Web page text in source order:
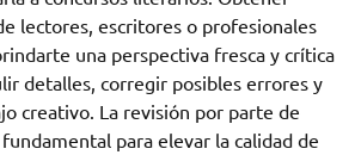
lectores, escritores o profesionales
una perspectiva fresca y crítica
detalles, corregir posibles errores y
creativo. La revisión por parte de
para elevar la calidad de